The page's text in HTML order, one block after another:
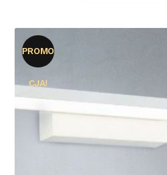
PROMO
CJA!